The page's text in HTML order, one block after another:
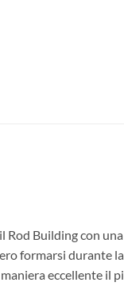
Rod Building con
formarsi durante
eccellente il